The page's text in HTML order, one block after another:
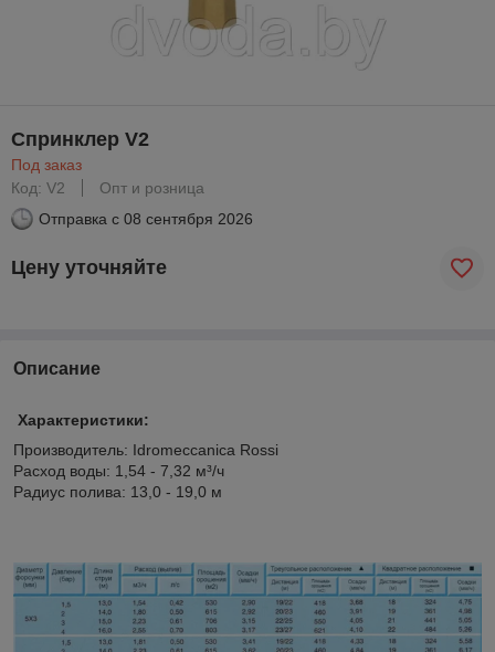
Спринклер V2
Под заказ
Код: V2
Опт и розница
Отправка с 08 сентября 2026
Цену уточняйте
Описание
Характеристики:
Производитель: Idromeccanica Rossi
Расход воды: 1,54 - 7,32 м³/ч
Радиус полива: 13,0 - 19,0 м